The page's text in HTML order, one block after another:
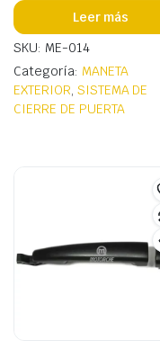
Leer más
SKU: ME-014
Categoría: MANETA
EXTERIOR, SISTEMA DE
CIERRE DE PUERTA